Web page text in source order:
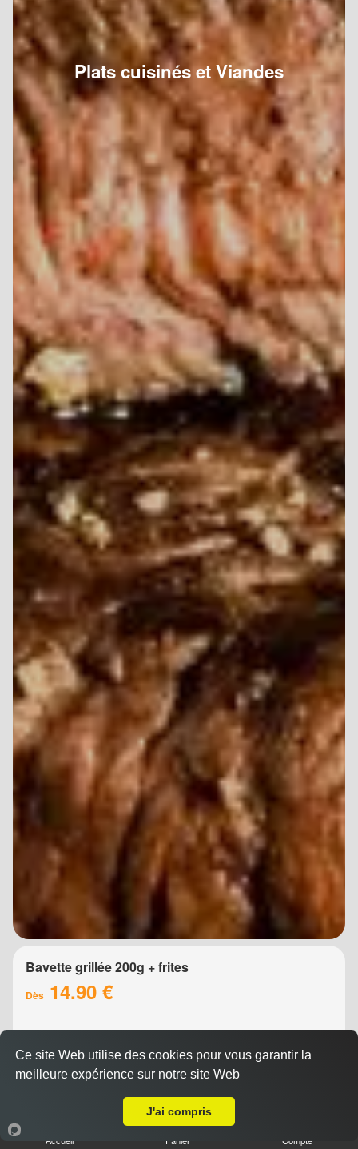
Plats cuisinés et Viandes
Bavette grillée 200g + frites
Dès 14.90 €
Accueil Panier Compte
Ce site Web utilise des cookies pour vous garantir la
meilleure expérience sur notre site Web
J'ai compris